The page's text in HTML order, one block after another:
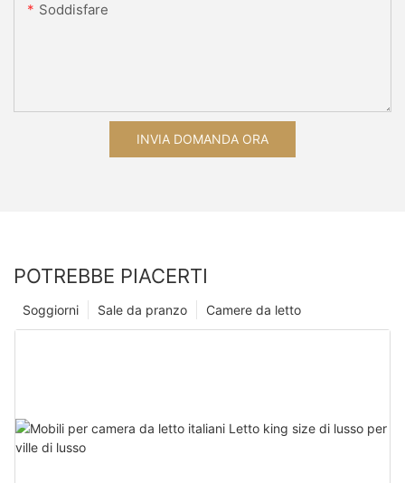
Soddisfare
INVIA DOMANDA ORA
POTREBBE PIACERTI
Camere da letto
Sale da pranzo
Soggiorni